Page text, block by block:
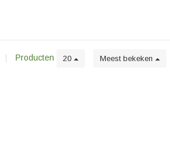
Producten 20 Meest bekeken